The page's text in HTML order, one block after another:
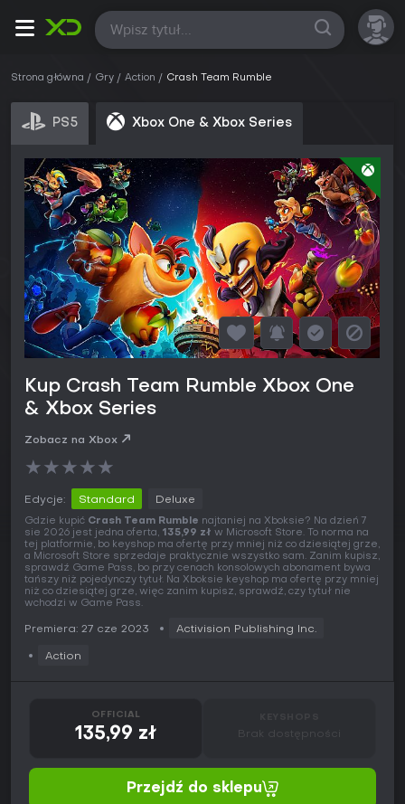
Wszystkie
Strona główna Gry Action Crash Team Rumble
PS5 Xbox One & Xbox Series
Kup Crash Team Rumble Xbox One
& Xbox Series
Zobacz na Xbox
★★★★★
Edycje: Standard Deluxe
Gdzie kupić Crash Team Rumble najtaniej na Xboksie? Na dzień 7
sie 2026 jest jedna oferta, 135,99 zł w Microsoft Store. To norma na
tej platformie, bo keyshop ma ofertę przy mniej niż co dziesiątej grze,
a Microsoft Store sprzedaje praktycznie wszystko sam. Zanim kupisz,
sprawdź Game Pass, bo przy cenach konsolowych abonament bywa
tańszy niż pojedynczy tytuł. Na Xboksie keyshop ma ofertę przy mniej
niż co dziesiątej grze, więc zanim kupisz, sprawdź, czy tytuł nie
wchodzi w Game Pass.
Premiera: 27 cze 2023 Activision Publishing Inc.
Action
OFFICIAL
135,99 zł Brak dostępności
Przejdź do sklepu